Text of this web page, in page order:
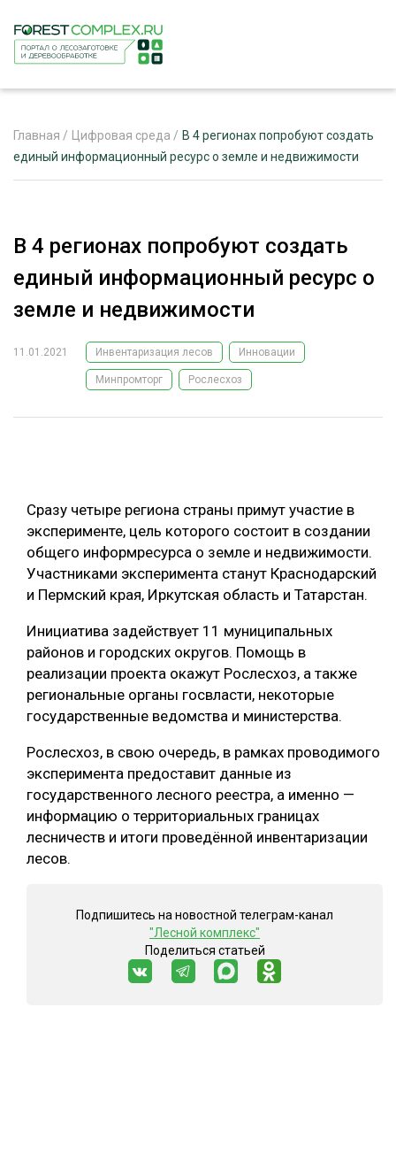
РЕКЛАМОДАТЕЛЯМ
ЛЕСНОЕ ХОЗЯЙСТВО
ЛЕСОЗАГОТОВКА
ОБРАБОТКА ДРЕВЕСИНЫ
ЛЕСОВОССТАНОВЛЕНИЕ И ЗАЩИТА
ЛОГИСТИКА
ПРОИЗВОДСТВО ДРЕВЕСНЫХ ПЛИТ
КОМПЛЕКСНАЯ ПЕРЕРАБОТКА
ЛЕСОПИЛЕНИЕ
ДЕРЕВЯННОЕ ДОМОСТРОЕНИЕ
БЕЗОПАСНОЕ ПРОИЗВОДСТВО
СУШКА ДРЕВЕСИНЫ
ТЕМАТИЧЕСКИЕ ПРОЕКТЫ
ПОДБОРКИ СТАТЕЙ
ЭКСПЕРТНОЕ МНЕНИЕ
Главная / Цифровая среда / В 4 регионах попробуют создать
единый информационный ресурс о земле и недвижимости
В 4 регионах попробуют создать
единый информационный ресурс о
земле и недвижимости
11.01.2021 Инвентаризация лесов Инновации
Минпромторг Рослесхоз
Сразу четыре региона страны примут участие в
эксперименте, цель которого состоит в создании
общего информресурса о земле и недвижимости.
Участниками эксперимента станут Краснодарский
и Пермский края, Иркутская область и Татарстан.
Инициатива задействует 11 муниципальных
районов и городских округов. Помощь в
реализации проекта окажут Рослесхоз, а также
региональные органы госвласти, некоторые
государственные ведомства и министерства.
Рослесхоз, в свою очередь, в рамках проводимого
эксперимента предоставит данные из
государственного лесного реестра, а именно —
информацию о территориальных границах
лесничеств и итоги проведённой инвентаризации
лесов.
Подпишитесь на новостной телеграм-канал
"Лесной комплекс"
Поделиться статьей